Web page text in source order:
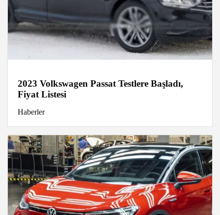
2023 Volkswagen Passat Testlere Başladı,
Fiyat Listesi
Haberler